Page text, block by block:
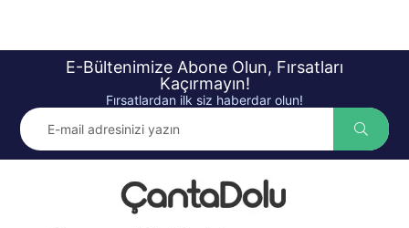
E-Bültenimize Abone Olun, Fırsatları
Kaçırmayın!
Fırsatlardan ilk siz haberdar olun!